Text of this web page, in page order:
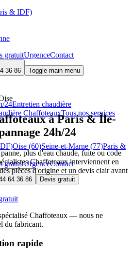
& IDF)
gratuitUrgenceContact
36 86 Toggle main menu
24Entretien chaudière
ChaffoteauxTous nos services
Oise (60)Seine-et-Marne (77)Paris &
gratuitUrgenceContact
64 36 86 Devis gratuit
à Paris & Île-
24h/24
plus d'eau chaude, fuite ou code
Chaffoteaux interviennent en
pièces d'origine et un devis clair avant
Chaffoteaux — nous ne
du fabricant.
rapide